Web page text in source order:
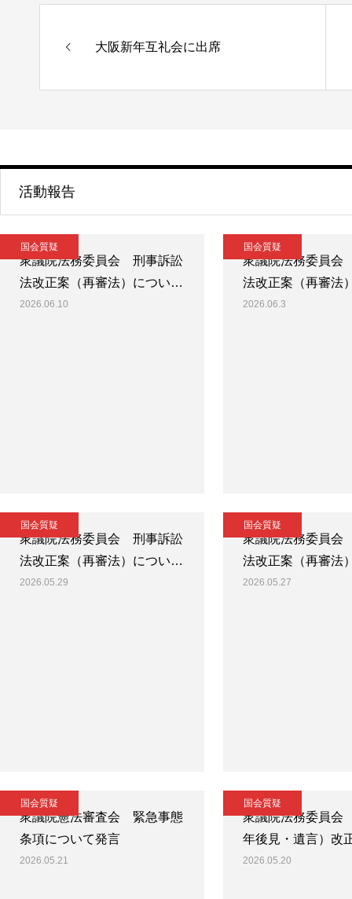
大阪新年互礼会に出席
活動報告
国会質疑
衆議院法務委員会 刑事訴訟
法改正案（再審法）につい…
2026.06.10
国会質疑
衆議院法務委員
法改正案（再審法
2026.06.3
国会質疑
衆議院法務委員会 刑事訴訟
法改正案（再審法）につい…
2026.05.29
国会質疑
衆議院法務委員
法改正案（再審法
2026.05.27
国会質疑
衆議院憲法審査会 緊急事態
条項について発言
2026.05.21
国会質疑
衆議院法務委員
年後見・遺言）改
2026.05.20